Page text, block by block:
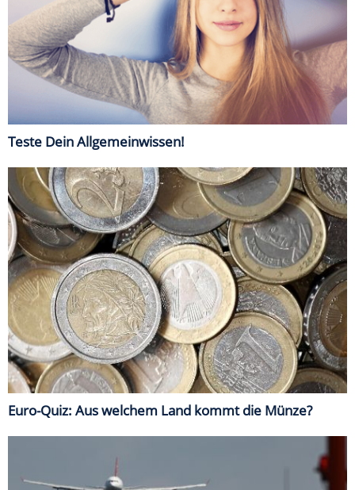
Teste Dein Allgemeinwissen!
Euro-Quiz: Aus welchem Land kommt die Münze?